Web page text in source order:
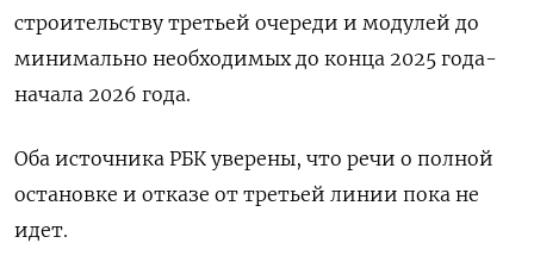
строительству третьей очереди и модулей до
минимально необходимых до конца 2025 года-
начала 2026 года.
Оба источника РБК уверены, что речи о полной
остановке и отказе от третьей линии пока не
идет.